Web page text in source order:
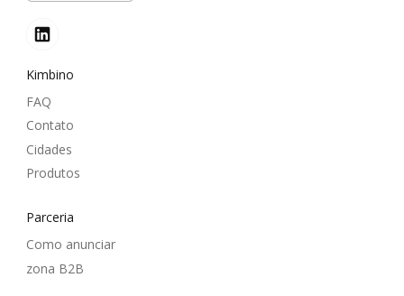
Kimbino
FAQ
Contato
Cidades
Produtos
Parceria
Como anunciar
zona B2B